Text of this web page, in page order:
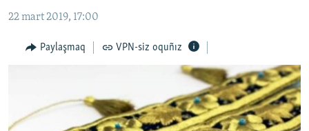
Qıdıruvğa
MEDENİYET
İNSAN AQLARI
BLOGLAR
22 mart 2019, 17:00
Paylaşmaq VPN-siz oquñız